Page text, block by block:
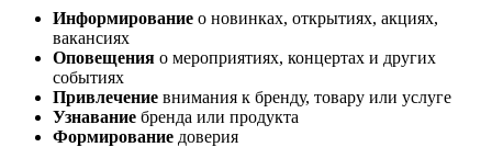
Информирование о новинках, открытиях, акциях,
вакансиях
Оповещения о мероприятиях, концертах и других
событиях
Привлечение внимания к бренду, товару или услуге
Узнавание бренда или продукта
Формирование доверия